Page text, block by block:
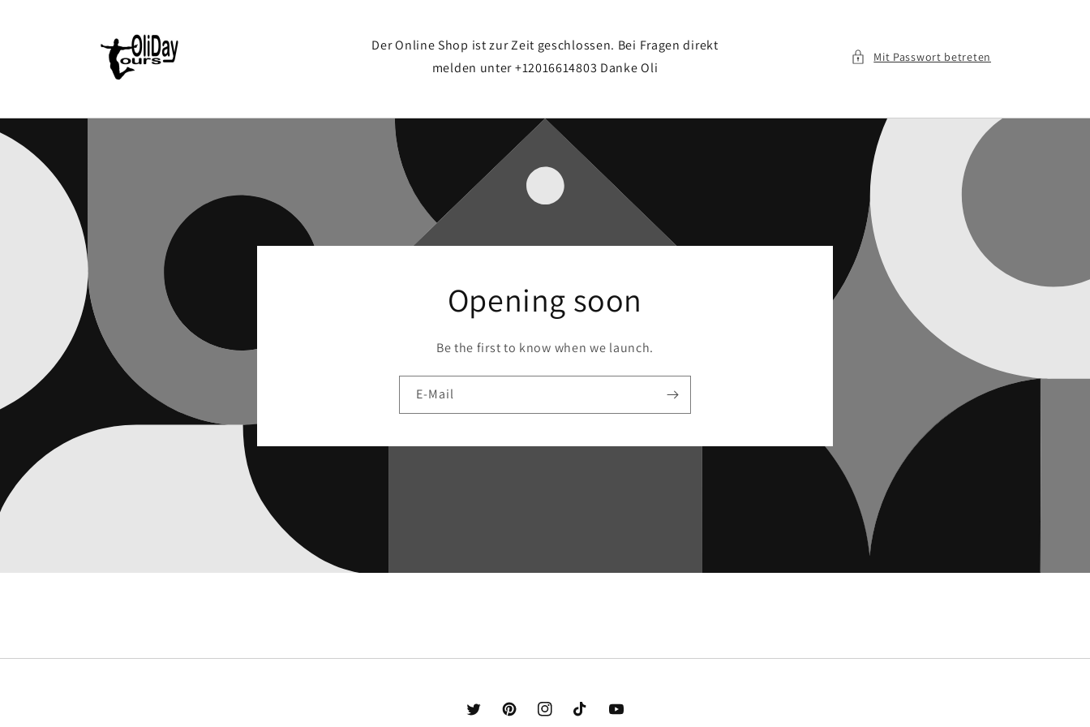
Der Online Shop ist zur Zeit geschlossen. Bei Fragen direkt
melden unter +12016614803 Danke Oli
Mit Passwort betreten
Opening soon
Be the first to know when we launch.
E-Mail
TwitterPinterestInstagramTikTok YouTube